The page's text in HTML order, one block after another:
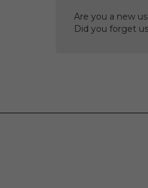
Are you a new
Did you forget